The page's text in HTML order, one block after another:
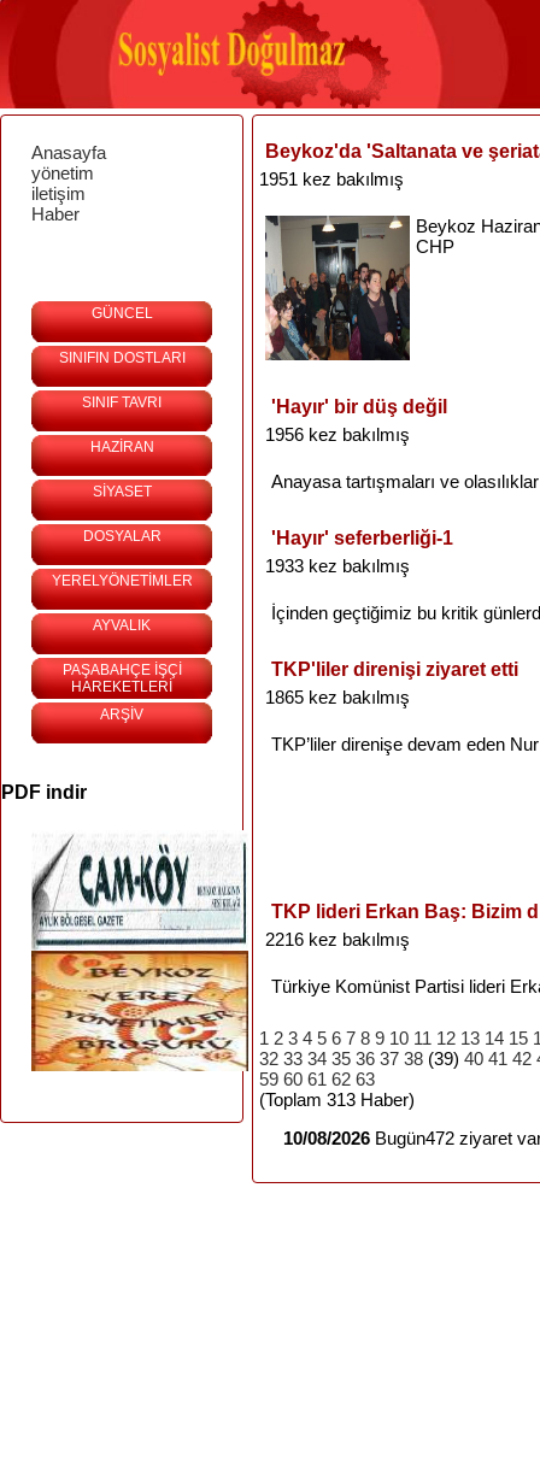
Anasayfa
yönetim
iletişim
Haber
GÜNCEL
SINIFIN DOSTLARI
SINIF TAVRI
HAZİRAN
SİYASET
DOSYALAR
YERELYÖNETİMLER
AYVALIK
PAŞABAHÇE İŞÇİ
HAREKETLERİ
ARŞİV
PDF indir
Beykoz'da 'Saltanata ve
1951 kez bakılmış
Beykoz
CHP
'Hayır' bir düş değil
1956 kez bakılmış
Anayasa tartışmaları ve olasılıklar
'Hayır' seferberliği-1
1933 kez bakılmış
İçinden geçtiğimiz bu kritik
TKP'liler direnişi ziyaret etti
1865 kez bakılmış
TKP’liler direnişe devam eden
TKP lideri Erkan Baş: Bizim
2216 kez bakılmış
Türkiye Komünist Partisi lideri
1 2 3 4 5 6 7 8 9 10 11 12 13 14 15
32 33 34 35 36 37 38 (39) 40 41 42
59 60 61 62 63
(Toplam 313 Haber)
10/08/2026 Bugün472 ziyaret